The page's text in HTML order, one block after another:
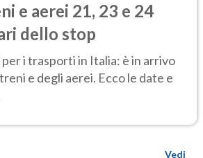
e aerei 21, 23 e 24
dello stop
i trasporti in Italia: è in arrivo
e degli aerei. Ecco le date e
Vedi